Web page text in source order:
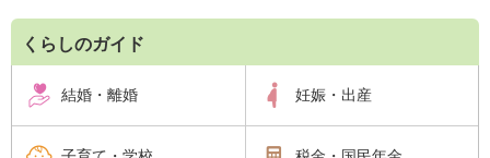
くらしのガイド
結婚・離婚 妊娠・出産